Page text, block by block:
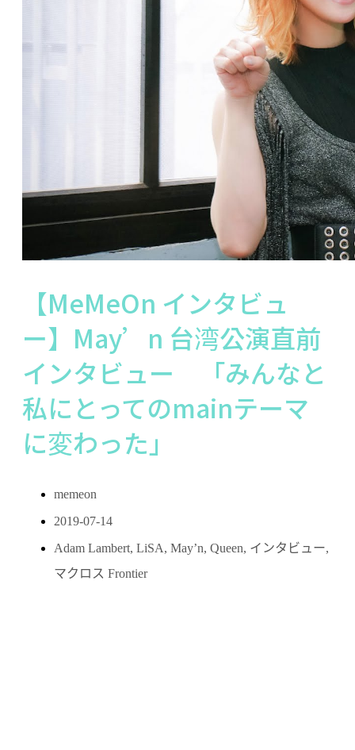
【MeMeOn インタビュ
ー】May’n 台湾公演直前
インタビュー 「みんなと
私にとってのmainテーマ
に変わった」
memeon
2019-07-14
Adam Lambert, LiSA, May’n, Queen, インタビュー,
マクロス Frontier